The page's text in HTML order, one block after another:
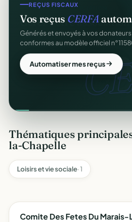
REÇUS FISCAUX
Vos reçus CERFA
Générés et envoyés à vos donateurs
conformes au modèle officiel
Automatiser mes reçus
Thématiques
la-Chapelle
Loisirs et vie sociale· 1
Comite Des Fetes Du